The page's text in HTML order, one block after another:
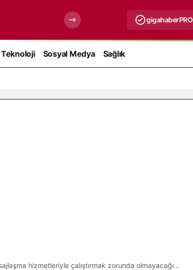
gigahaberPRO
Teknoloji Sosyal Medya Sağlık
hizmetleriyle çalıştırmak zorunda olmayacağını